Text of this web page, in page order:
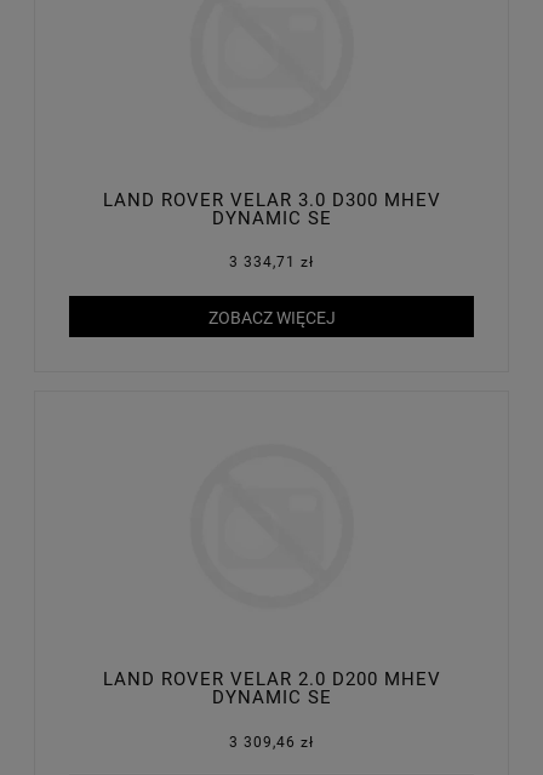
LAND ROVER VELAR 3.0 D300 MHEV
DYNAMIC SE
3 334,71 zł
ZOBACZ WIĘCEJ
LAND ROVER VELAR 2.0 D200 MHEV
DYNAMIC SE
3 309,46 zł